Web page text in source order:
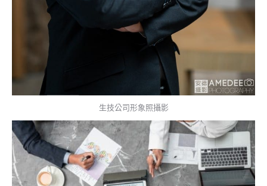
生技公司形象照攝影